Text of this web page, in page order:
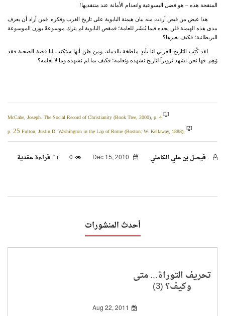
المنقحة هذه – هو فضل اليسوعية وانعدام الأمانة عند منتقديها!
هذا غيض من فيض أردت منه بيان هيمنة البابوية على تاريخ الغرب وفكره. فمن أراد أن يعرف
مدى هذه الهيمنة فلن يجده فيما يُنشَر للعامة؛ فمقص البابوية لم يترك موسوعةً بوزن الموسوعة
البريطانية؛ فكيف بغيرها؟
لقد كُتِب التاريخ الغربي لنا بأيدٍ ملطخة بالدماء، ومن ظن أنها ستكتب لنا قصة الضحية فقد
وَهِم. فها نحن نشهد تزويراً لتاريخ نشهده ونعلمه؛ فكيف بما لم نشهده وما لا نعلمه؟
[1]
[2]
Fulton, Justin D. Washington in the Lap of Rome (Boston: W. Kellaway, 1888),
p. 25
. فيصل بن علي الكاملي 0 قراءة عقدية
أحدث المنشورات
تحريف التوراة... متى
وكيف؟ (3)
Aug 22, 2011